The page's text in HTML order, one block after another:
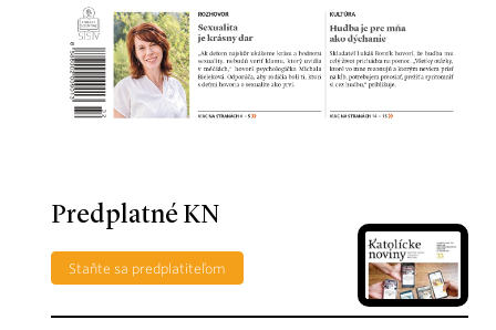
Predplatné KN
Staňte sa predplatiteľom